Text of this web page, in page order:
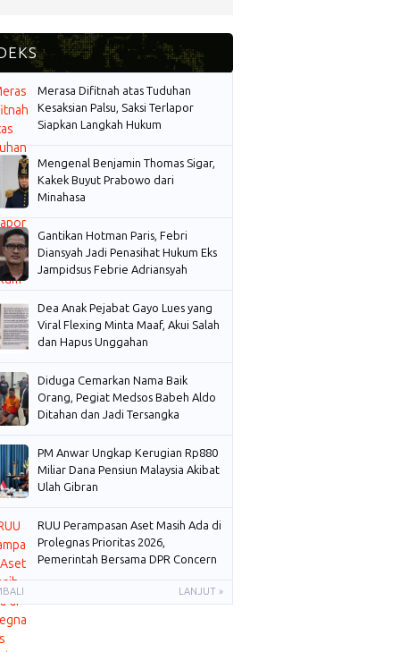
Merasa Difitnah atas Tuduhan
Kesaksian Palsu, Saksi Terlapor
Siapkan Langkah Hukum
Mengenal Benjamin Thomas Sigar,
Kakek Buyut Prabowo dari
Minahasa
Gantikan Hotman Paris, Febri
Diansyah Jadi Penasihat Hukum Eks
Jampidsus Febrie Adriansyah
Dea Anak Pejabat Gayo Lues yang
Viral Flexing Minta Maaf, Akui Salah
dan Hapus Unggahan
Diduga Cemarkan Nama Baik
Orang, Pegiat Medsos Babeh Aldo
Ditahan dan Jadi Tersangka
PM Anwar Ungkap Kerugian Rp880
Miliar Dana Pensiun Malaysia Akibat
Ulah Gibran
RUU Perampasan Aset Masih Ada di
Prolegnas Prioritas 2026,
Pemerintah Bersama DPR Concern
LANJUT »